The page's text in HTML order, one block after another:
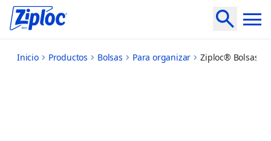
large-storage
Inicio Productos Bolsas Para organizar Ziploc® Bolsas